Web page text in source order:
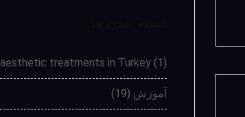
aesthetic treatments in Turkey (1)
آموزش (19)